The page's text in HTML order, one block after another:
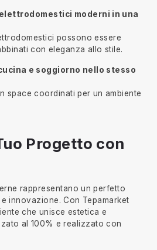
moderni in una
possono essere
con eleganza allo stile.
e soggiorno nello stesso
space coordinati per un ambiente
Progetto con
rappresentano un perfetto
innovazione. Con Tepamarket
che unisce estetica e
al 100% e realizzato con